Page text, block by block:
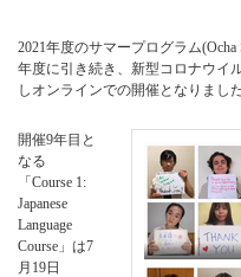
2021年度のサマープログラム(Ocha
年度に引き続き、新型コロナウイ
しオンラインでの開催となりました
開催9年目と
なる
「Course 1:
Japanese
Language
Course」は7
月19日